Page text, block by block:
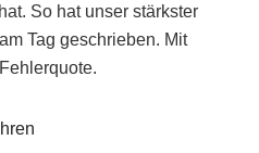
So hat unser stärkster
Tag geschrieben. Mit